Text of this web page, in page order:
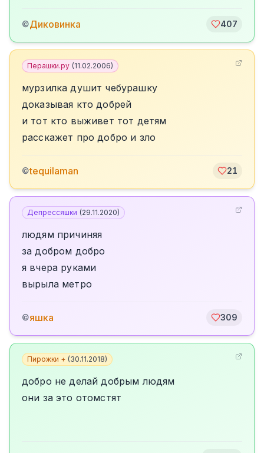
©Диковинка 407
Перашки.ру (11.02.2006)
мурзилка душит чебурашку
доказывая кто добрей
и тот кто выживет тот детям
расскажет про добро и зло
©tequilaman 21
Депрессяшки (29.11.2020)
людям причиняя
за добром добро
я вчера руками
вырыла метро
©яшка 309
Пирожки + (30.11.2018)
добро не делай добрым людям
они за это отомстят